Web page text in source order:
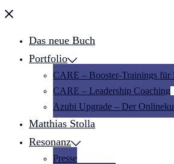
Menü
Das neue Buch
Portfolio
CARE – Booster-Trainings für
CARE – Leadership Coaching
Azubi Upgrade – Der
Matthias Stolla
Resonanz
Presse